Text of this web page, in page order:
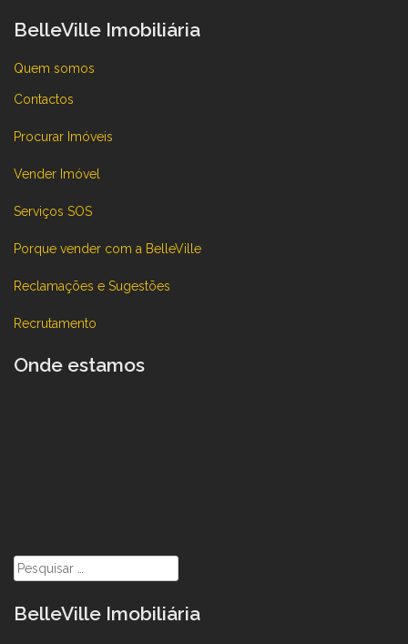
BelleVille Imobiliária
Quem somos
Contactos
Procurar Imóveis
Vender Imóvel
Serviços SOS
Porque vender com a BelleVille
Reclamações e Sugestões
Recrutamento
Onde estamos
Pesquisar
por:
BelleVille Imobiliária